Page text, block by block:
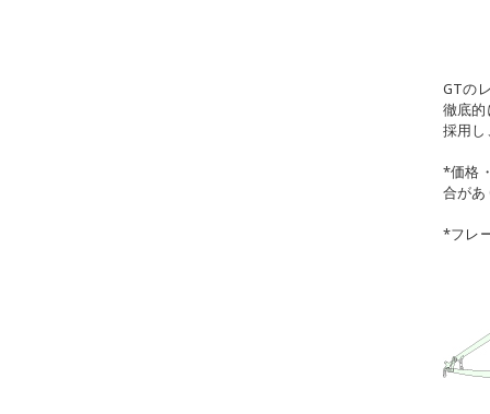
GTの
徹底
採用
*価格
合が
*フレ